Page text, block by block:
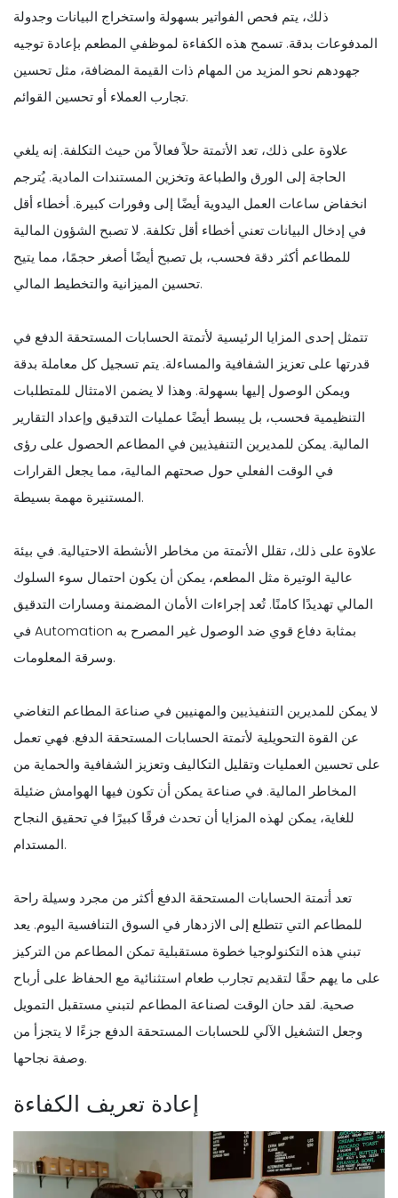
ذلك، يتم فحص الفواتير بسهولة واستخراج البيانات وجدولة
المدفوعات بدقة. تسمح هذه الكفاءة لموظفي المطعم بإعادة توجيه
جهودهم نحو المزيد من المهام ذات القيمة المضافة، مثل تحسين
تجارب العملاء أو تحسين القوائم.
علاوة على ذلك، تعد الأتمتة حلاً فعالاً من حيث التكلفة. إنه يلغي
الحاجة إلى الورق والطباعة وتخزين المستندات المادية. يُترجم
انخفاض ساعات العمل اليدوية أيضًا إلى وفورات كبيرة. أخطاء أقل
في إدخال البيانات تعني أخطاء أقل تكلفة. لا تصبح الشؤون المالية
للمطاعم أكثر دقة فحسب، بل تصبح أيضًا أصغر حجمًا، مما يتيح
تحسين الميزانية والتخطيط المالي.
تتمثل إحدى المزايا الرئيسية لأتمتة الحسابات المستحقة الدفع في
قدرتها على تعزيز الشفافية والمساءلة. يتم تسجيل كل معاملة بدقة
ويمكن الوصول إليها بسهولة. وهذا لا يضمن الامتثال للمتطلبات
التنظيمية فحسب، بل يبسط أيضًا عمليات التدقيق وإعداد التقارير
المالية. يمكن للمديرين التنفيذيين في المطاعم الحصول على رؤى
في الوقت الفعلي حول صحتهم المالية، مما يجعل القرارات
المستنيرة مهمة بسيطة.
علاوة على ذلك، تقلل الأتمتة من مخاطر الأنشطة الاحتيالية. في بيئة
عالية الوتيرة مثل المطعم، يمكن أن يكون احتمال سوء السلوك
المالي تهديدًا كامنًا. تُعد إجراءات الأمان المضمنة ومسارات التدقيق
في Automation بمثابة دفاع قوي ضد الوصول غير المصرح به
وسرقة المعلومات.
لا يمكن للمديرين التنفيذيين والمهنيين في صناعة المطاعم التغاضي
عن القوة التحويلية لأتمتة الحسابات المستحقة الدفع. فهي تعمل
على تحسين العمليات وتقليل التكاليف وتعزيز الشفافية والحماية من
المخاطر المالية. في صناعة يمكن أن تكون فيها الهوامش ضئيلة
للغاية، يمكن لهذه المزايا أن تحدث فرقًا كبيرًا في تحقيق النجاح
المستدام.
تعد أتمتة الحسابات المستحقة الدفع أكثر من مجرد وسيلة راحة
للمطاعم التي تتطلع إلى الازدهار في السوق التنافسية اليوم. يعد
تبني هذه التكنولوجيا خطوة مستقبلية تمكن المطاعم من التركيز
على ما يهم حقًا لتقديم تجارب طعام استثنائية مع الحفاظ على أرباح
صحية. لقد حان الوقت لصناعة المطاعم لتبني مستقبل التمويل
وجعل التشغيل الآلي للحسابات المستحقة الدفع جزءًا لا يتجزأ من
وصفة نجاحها.
إعادة تعريف الكفاءة